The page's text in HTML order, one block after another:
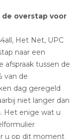
overstap voor
Het Net, UPC
naar een
afspraak tussen de
van de
dag geregeld
niet langer dan
Het enige wat u
u op dit moment